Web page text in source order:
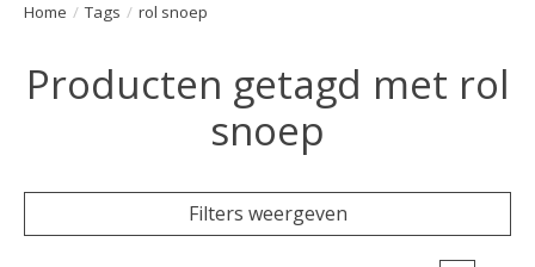
Home / Tags / rol snoep
Producten getagd met rol
snoep
Filters weergeven